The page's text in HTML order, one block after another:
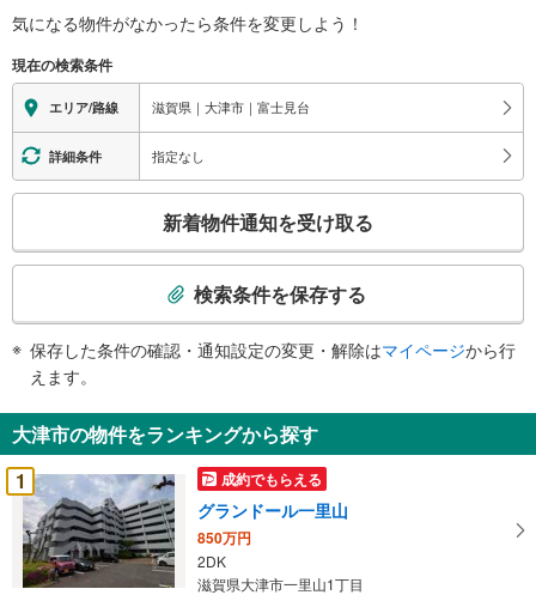
気になる物件がなかったら条件を変更しよう！
現在の検索条件
エリア/路線 滋賀県｜大津市｜富士見台
詳細条件 指定なし
検
知
を
受
け
取
る
・
新着物件通知を受け取る
検索条件を保存する
保存した条件の確認・通知設定の変更・解除はマイページから行
えます。
大津市の物件をランキングから探す
1
成約でもらえる
グランドール一里山
850万円
2DK
滋賀県大津市一里山1丁目